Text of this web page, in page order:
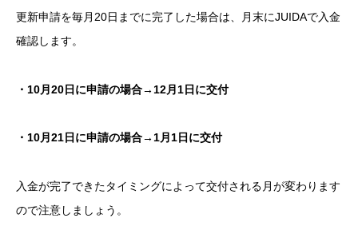
更新申請を毎月20日までに完了した場合は、月末にJUIDAで入金
確認します。
・10月20日に申請の場合→12月1日に交付
・10月21日に申請の場合→1月1日に交付
入金が完了できたタイミングによって交付される月が変わります
ので注意しましょう。